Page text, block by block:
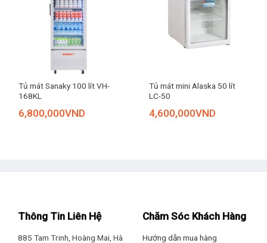
Tủ mát Sanaky 100 lít VH-
168KL
6,800,000VND
Tủ mát mini Alaska 50 lít
LC-50
4,600,000VND
Thông Tin Liên Hệ
885 Tam Trinh, Hoàng Mai, Hà
Chăm Sóc Khách Hàng
Hướng dẫn mua hàng